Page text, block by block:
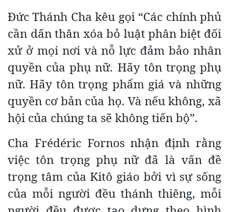
Đức Thánh Cha kêu gọi “Các chính phủ
cần dấn thân xóa bỏ luật phân biệt đối
xử ở mọi nơi và nỗ lực đảm bảo nhân
quyền của phụ nữ. Hãy tôn trọng phụ
nữ. Hãy tôn trọng phẩm giá và những
quyền cơ bản của họ. Và nếu không, xã
hội của chúng ta sẽ không tiến bộ”.
Cha Frédéric Fornos nhận định rằng
việc tôn trọng phụ nữ đã là vấn đề
trọng tâm của Kitô giáo bởi vì sự sống
của mỗi người đều thánh thiêng, mỗi